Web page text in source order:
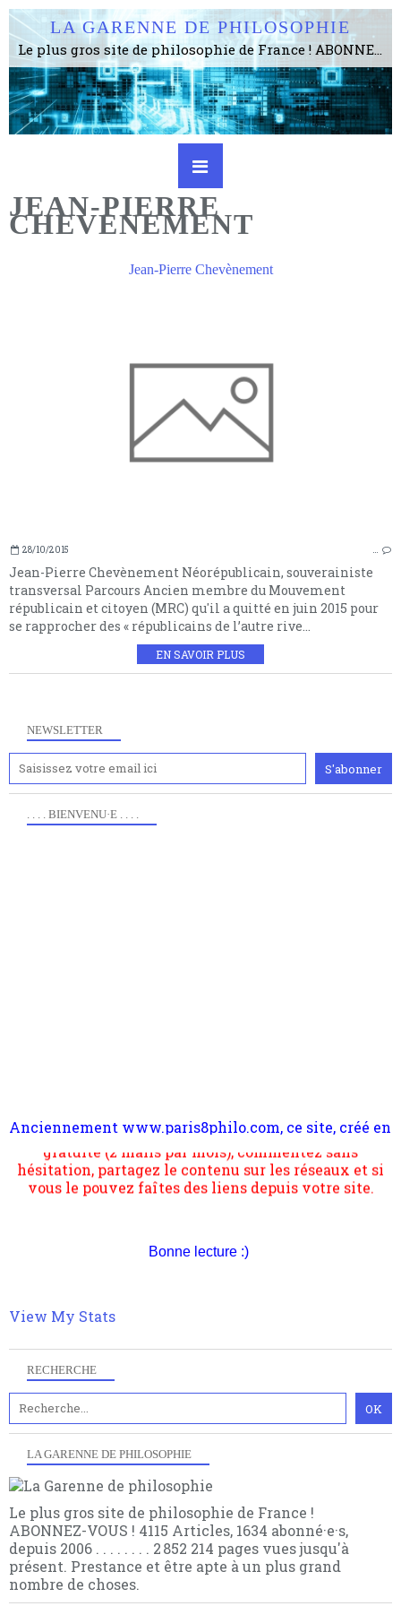
LA GARENNE DE PHILOSOPHIE
Le plus gros site de philosophie de France ! ABONNEZ-VOUS ! 4115 Articles, 1634 abonné·e·s, depuis 2006 . . . . . . . . 2 852 214 pages vues jusqu'à présent. Prestance et être apte à un plus grand nombre de choses.
JEAN-PIERRE
CHEVENEMENT
Jean-Pierre Chevènement
28/10/2015 …
Jean-Pierre Chevènement Néorépublicain, souverainiste
transversal Parcours Ancien membre du Mouvement
républicain et citoyen (MRC) qu'il a quitté en juin 2015 pour
se rapprocher des « républicains de l’autre rive...
EN SAVOIR PLUS
NEWSLETTER
RECHERCHE
LA GARENNE DE PHILOSOPHIE
Le plus gros site de philosophie de France !
ABONNEZ-VOUS ! 4115 Articles, 1634 abonné·e·s,
depuis 2006 . . . . . . . . 2 852 214 pages vues jusqu'à
présent. Prestance et être apte à un plus grand
nombre de choses.
. . . . BIENVENU·E . . . .
2006 lors du mouvement anti-CPE, a rendu compte de
l'actualité et de l'expérimentation à Paris 8. Il
s'occupe plus largement de rendre compte d'une
transformation dans les paradigmes philosophiques
suivant la pensée du Dehors ou du Surpli, omme la
quantique, résolvant la plupart des impasses
articles pour être apte à un plus grand nombre de
gratuite (2 mails par mois), commentez sans
hésitation, partagez le contenu sur les réseaux et si
vous le pouvez faîtes des liens depuis votre site.
Bonne lecture :)
View My Stats